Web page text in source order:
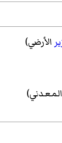
الأرضي)
المعدني)